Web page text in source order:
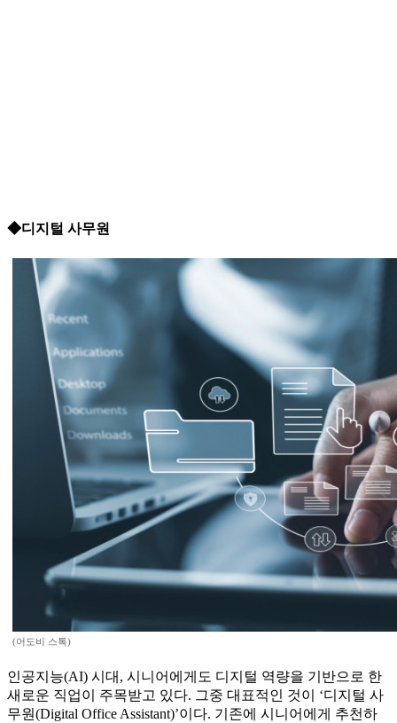
◆디지털 사무원
(어도비 스톡)
인공지능(AI) 시대, 시니어에게도 디지털 역량을 기반으로 한
새로운 직업이 주목받고 있다. 그중 대표적인 것이 ‘디지털 사
무원(Digital Office Assistant)’이다. 기존에 시니어에게 추천하